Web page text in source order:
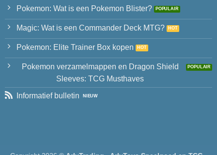
Pokemon: Wat is een Pokemon Blister?
Magic: Wat is een Commander Deck MTG?
Pokemon: Elite Trainer Box kopen
Pokemon verzamelmappen en Dragon Shield
Sleeves: TCG Musthaves
Informatief bulletin